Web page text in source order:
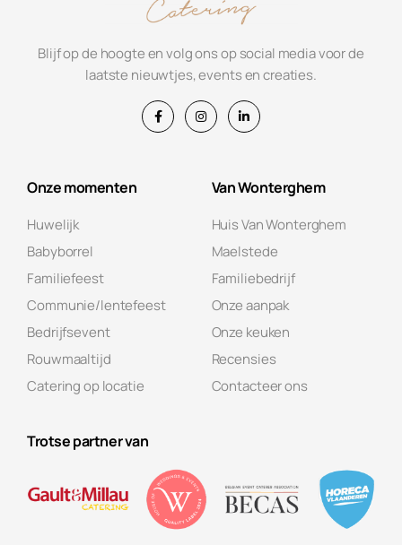
Blijf op de hoogte en volg ons op social media voor de
laatste nieuwtjes, events en creaties.
Onze momenten
Huwelijk
Babyborrel
Familiefeest
Communie/lentefeest
Bedrijfsevent
Rouwmaaltijd
Catering op locatie
Van Wonterghem
Huis Van Wonterghem
Maelstede
Familiebedrijf
Onze aanpak
Onze keuken
Recensies
Contacteer ons
Trotse partner van